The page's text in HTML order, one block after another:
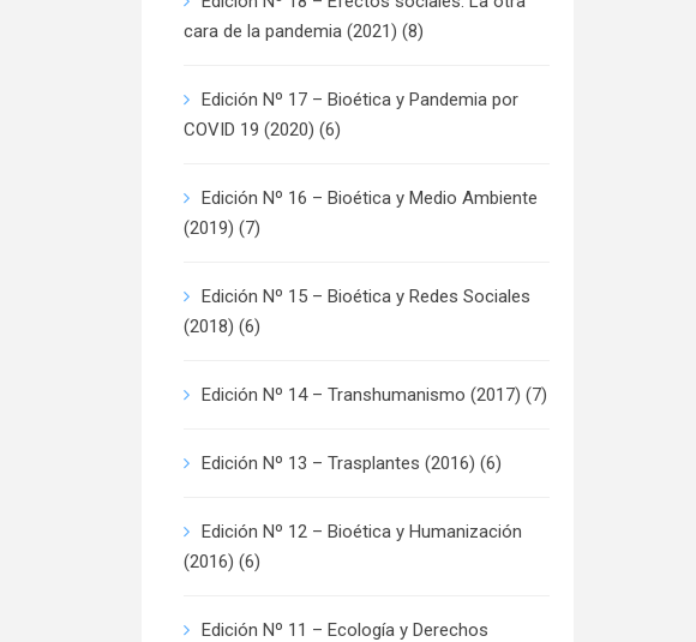
cara de la pandemia (2021) (8)
Edición Nº 17 – Bioética y Pandemia por
COVID 19 (2020) (6)
Edición Nº 16 – Bioética y Medio Ambiente
(2019) (7)
Edición Nº 15 – Bioética y Redes Sociales
(2018) (6)
Edición Nº 14 – Transhumanismo (2017) (7)
Edición Nº 13 – Trasplantes (2016) (6)
Edición Nº 12 – Bioética y Humanización
(2016) (6)
Edición Nº 11 – Ecología y Derechos